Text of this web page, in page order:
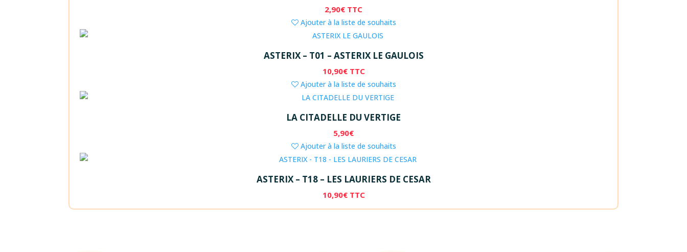
2,90€ TTC
Ajouter à la liste de souhaits
ASTERIX – T01 – ASTERIX LE GAULOIS
10,90€ TTC
Ajouter à la liste de souhaits
LA CITADELLE DU VERTIGE
5,90€
Ajouter à la liste de souhaits
ASTERIX – T18 – LES LAURIERS DE CESAR
10,90€ TTC